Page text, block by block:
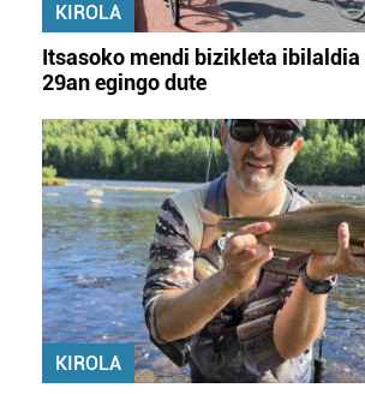
KIROLA
Itsasoko mendi bizikleta ibilaldia
29an egingo dute
KIROLA